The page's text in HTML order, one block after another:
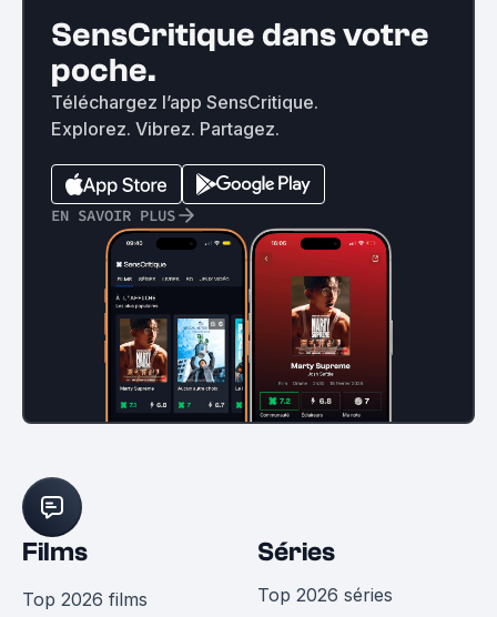
SensCritique dans votre
poche.
Téléchargez l’app SensCritique.
Explorez. Vibrez. Partagez.
EN SAVOIR PLUS
Films
Top 2026 films
Séries
Top 2026 séries